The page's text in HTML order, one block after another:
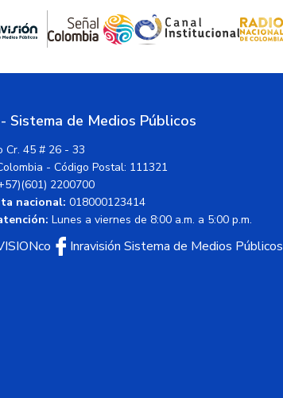
Sistema de Medios Públicos
Cr. 45 # 26 - 33
- Código Postal: 111321
2200700
nacional: 018000123414
Lunes a viernes de 8:00 a.m. a 5:00 p.m.
Inravisión Sistema de Medios Públicos